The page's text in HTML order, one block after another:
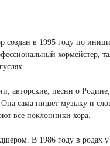
создан в 1995 году по
хормейстер,
авторские, песни о
сама пишет музыку и
все поклонники хора.
В 1986 году в родах